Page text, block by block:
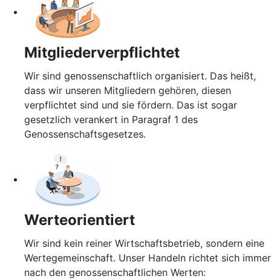
Mitgliederverpflichtet
Wir sind genossenschaftlich organisiert. Das heißt,
dass wir unseren Mitgliedern gehören, diesen
verpflichtet sind und sie fördern. Das ist sogar
gesetzlich verankert in Paragraf 1 des
Genossenschaftsgesetzes.
Werteorientiert
Wir sind kein reiner Wirtschaftsbetrieb, sondern eine
Wertegemeinschaft. Unser Handeln richtet sich immer
nach den genossenschaftlichen Werten: